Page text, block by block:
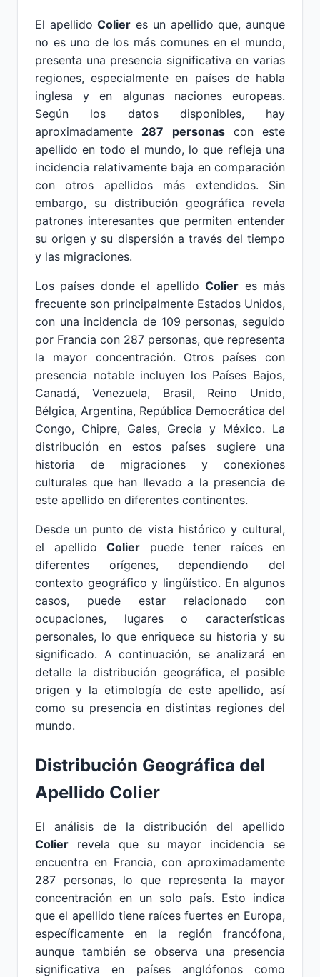
El apellidoColier es un apellido que, aunque
no es uno de los más comunes en el mundo,
presenta una presencia significativa en varias
regiones, especialmente en países de habla
inglesa y en algunas naciones europeas.
Según los datos disponibles, hay
aproximadamente 287 personascon este
apellido en todo el mundo, lo que refleja una
incidencia relativamente baja en comparación
con otros apellidos más extendidos. Sin
embargo, su distribución geográfica revela
patrones interesantes que permiten entender
su origen y su dispersión a través del tiempo
y las migraciones.
Los países donde el apellidoColier es más
frecuente son principalmente Estados Unidos,
con una incidencia de 109 personas, seguido
por Francia con 287 personas, que representa
la mayor concentración. Otros países con
presencia notable incluyen los Países Bajos,
Canadá, Venezuela, Brasil, Reino Unido,
Bélgica, Argentina, República Democrática del
Congo, Chipre, Gales, Grecia y México. La
distribución en estos países sugiere una
historia de migraciones y conexiones
culturales que han llevado a la presencia de
este apellido en diferentes continentes.
Desde un punto de vista histórico y cultural,
el apellido Colier puede tener raíces en
diferentes orígenes, dependiendo del
contexto geográfico y lingüístico. En algunos
casos, puede estar relacionado con
ocupaciones, lugares o características
personales, lo que enriquece su historia y su
significado. A continuación, se analizará en
detalle la distribución geográfica, el posible
origen y la etimología de este apellido, así
como su presencia en distintas regiones del
mundo.
Distribución Geográfica del
Apellido Colier
El análisis de la distribución del apellido
Colier revela que su mayor incidencia se
encuentra en Francia, con aproximadamente
287 personas, lo que representa la mayor
concentración en un solo país. Esto indica
que el apellido tiene raíces fuertes en Europa,
específicamente en la región francófona,
aunque también se observa una presencia
significativa en países anglófonos como